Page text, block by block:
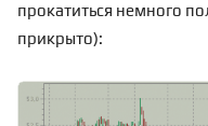
прокатиться немного
прикрыто):